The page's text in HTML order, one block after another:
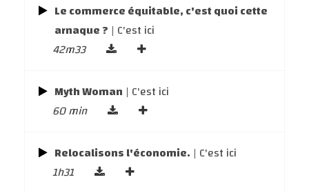
Le commerce équitable, c'est quoi cette
arnaque ? | C'est ici
42m33
Myth Woman | C'est ici
60 min
Relocalisons l'économie. | C'est ici
1h31